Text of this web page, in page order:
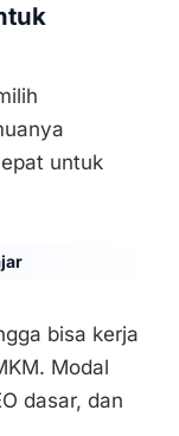
untuk
bisa kerja
Modal
dasar, dan